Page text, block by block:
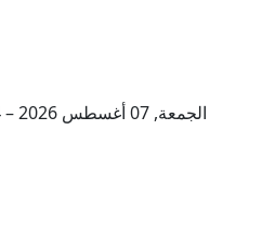
الجمعة, 07 أغسطس 2026 – 24 صفر 1448 هـ